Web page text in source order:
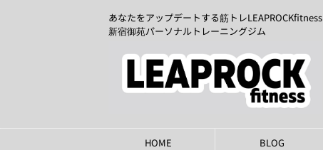
あなたをアップデートする筋トレLEAPROCKfitness
新宿御苑パーソナルトレーニングジム
HOME BLOG